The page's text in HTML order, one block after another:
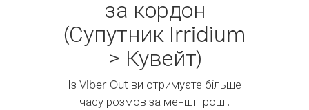
за кордон
(Супутник Irridium
> Кувейт)
Із Viber Out ви отримуєте більше
часу розмов за менші гроші.